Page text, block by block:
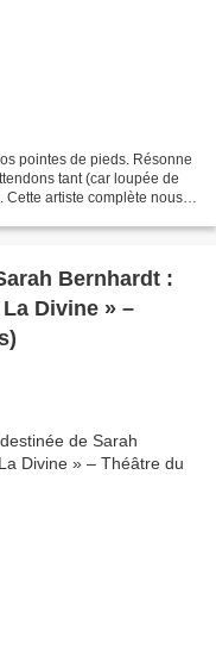
pointes de pieds. Résonne
tant (car loupée de
Cette artiste complète nous
Bernhardt :
Divine » –